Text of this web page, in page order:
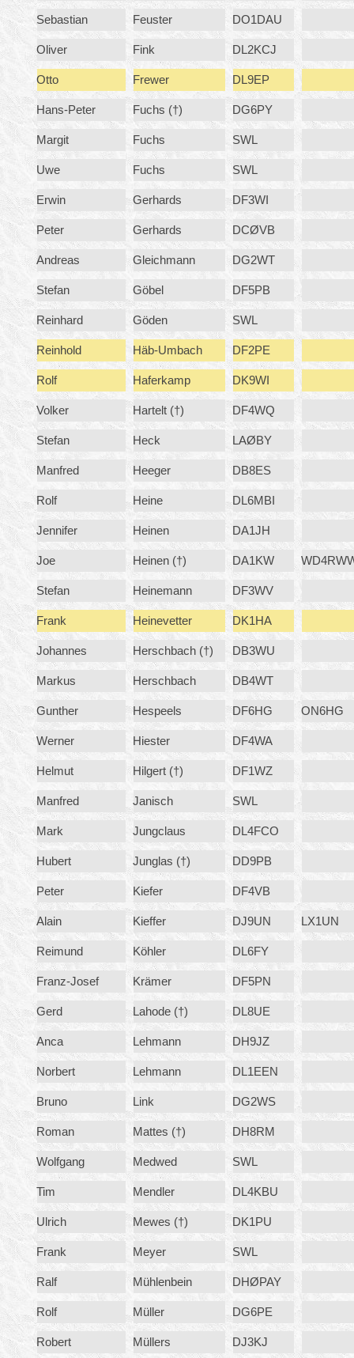
Sebastian Feuster DO1DAU
Oliver Fink DL2KCJ
Otto Frewer DL9EP
Hans-Peter Fuchs (†) DG6PY
Margit Fuchs SWL
Uwe Fuchs SWL
Erwin Gerhards DF3WI
Peter Gerhards DCØVB
Andreas Gleichmann DG2WT
Stefan Göbel DF5PB
Reinhard Göden SWL
Reinhold Häb-Umbach DF2PE
Rolf Haferkamp DK9WI
Volker Hartelt (†) DF4WQ
Stefan Heck LAØBY
Manfred Heeger DB8ES
Rolf Heine DL6MBI
Jennifer Heinen DA1JH
Joe Heinen (†) DA1KW
Stefan Heinemann DF3WV
Frank Heinevetter DK1HA
Johannes Herschbach (†) DB3WU
Markus Herschbach DB4WT
Gunther Hespeels DF6HG ON6HG
Werner Hiester DF4WA
Helmut Hilgert (†) DF1WZ
Manfred Janisch SWL
Mark Jungclaus DL4FCO
Hubert Junglas (†) DD9PB
Peter Kiefer DF4VB
Alain Kieffer DJ9UN LX1UN
Reimund Köhler DL6FY
Franz-Josef Krämer DF5PN
Gerd Lahode (†) DL8UE
Anca Lehmann DH9JZ
Norbert Lehmann DL1EEN
Bruno Link DG2WS
Roman Mattes (†) DH8RM
Wolfgang Medwed SWL
Tim Mendler DL4KBU
Ulrich Mewes (†) DK1PU
Frank Meyer SWL
Ralf Mühlenbein DHØPAY
Rolf Müller DG6PE
Robert Müllers DJ3KJ